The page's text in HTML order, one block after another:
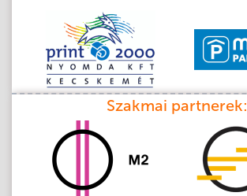
Szakmai partnerek: